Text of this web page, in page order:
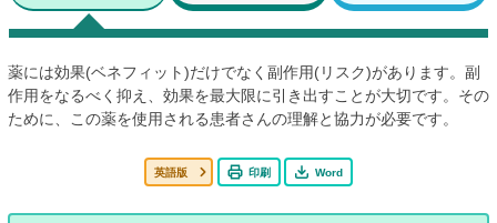
薬には効果(ベネフィット)だけでなく副作用(リスク)があります。副
作用をなるべく抑え、効果を最大限に引き出すことが大切です。その
ために、この薬を使用される患者さんの理解と協力が必要です。
英語版 印刷 Word